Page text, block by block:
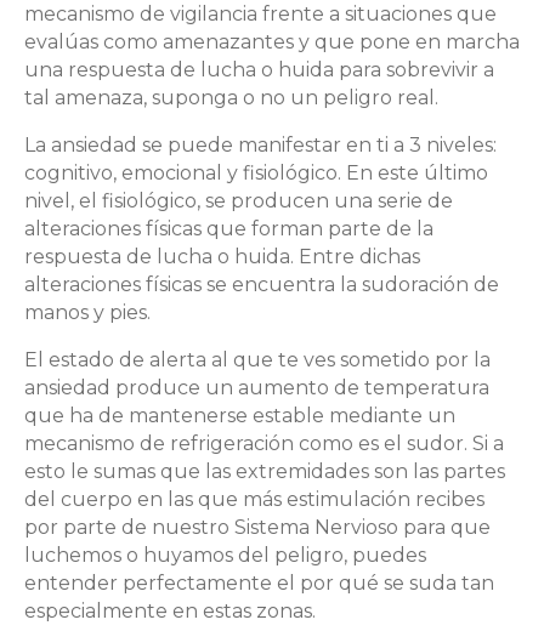
mecanismo de vigilancia frente a situaciones que
evalúas como amenazantes y que pone en marcha
una respuesta de lucha o huida para sobrevivir a
tal amenaza, suponga o no un peligro real.
La ansiedad se puede manifestar en ti a 3 niveles:
cognitivo, emocional y fisiológico. En este último
nivel, el fisiológico, se producen una serie de
alteraciones físicas que forman parte de la
respuesta de lucha o huida. Entre dichas
alteraciones físicas se encuentra la sudoración de
manos y pies.
El estado de alerta al que te ves sometido por la
ansiedad produce un aumento de temperatura
que ha de mantenerse estable mediante un
mecanismo de refrigeración como es el sudor. Si a
esto le sumas que las extremidades son las partes
del cuerpo en las que más estimulación recibes
por parte de nuestro Sistema Nervioso para que
luchemos o huyamos del peligro, puedes
entender perfectamente el por qué se suda tan
especialmente en estas zonas.